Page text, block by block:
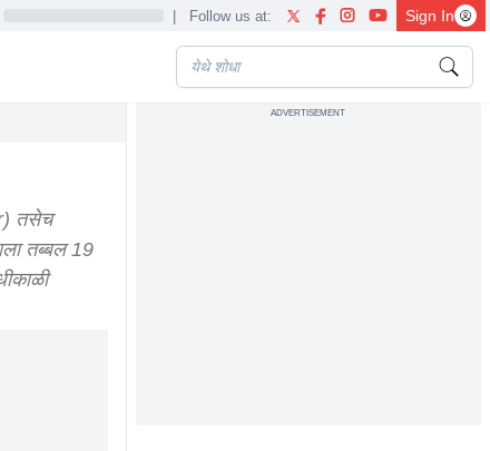
| Follow us at: Sign In
तसेच
तब्बल 19
ADVERTISEMENT